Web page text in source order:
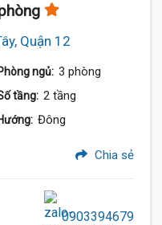
Quận 12
ngủ: 3 phòng
tầng: 2 tầng
Đông
Chia sẻ
0903394679